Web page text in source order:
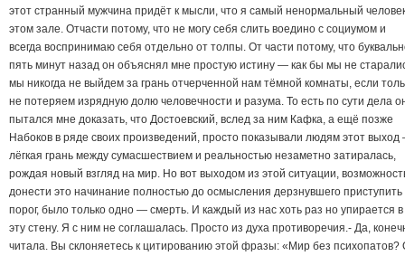
этот странный мужчина придёт к мысли, что я самый ненормальный
этом зале. Отчасти потому, что не могу себя слить воедино с социумом и
всегда воспринимаю себя отдельно от толпы. От части потому, что
пять минут назад он объяснял мне простую истину — как бы мы не
мы никогда не выйдем за грань отчерченной нам тёмной комнаты, если
не потеряем изрядную долю человечности и разума. То есть по сути дела
пытался мне доказать, что Достоевский, вслед за ним Кафка, а ещё позже
Набоков в ряде своих произведений, просто показывали людям этот
лёгкая грань между сумасшествием и реальностью незаметно затиралась,
рождая новый взгляд на мир. Но вот выходом из этой ситуации,
донести это начинание полностью до осмысления дерзнувшего приступить
порог, было только одно — смерть. И каждый из нас хоть раз но упирается в
эту стену. Я с ним не соглашалась. Просто из духа противоречия.- Да,
читала. Вы склоняетесь к цитированию этой фразы: «Мир без психопатов?